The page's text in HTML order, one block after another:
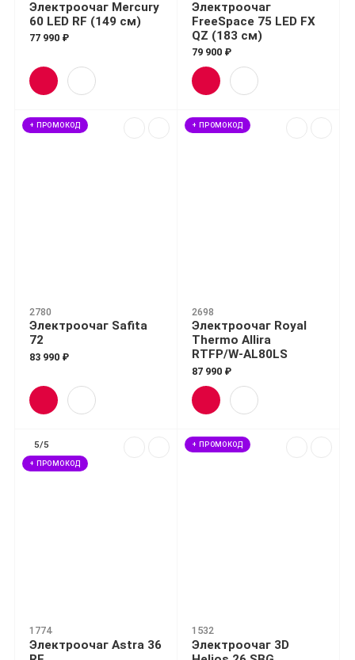
Электроочаг Mercury
60 LED RF (149 см)
77 990 ₽
Электроочаг
FreeSpace 75 LED FX
QZ (183 см)
79 900 ₽
+ ПРОМОКОД
2780
Электроочаг Safita
72
83 990 ₽
+ ПРОМОКОД
2698
Электроочаг Royal
Thermo Allira
RTFP/W-AL80LS
87 990 ₽
5/5
+ ПРОМОКОД
1774
Электроочаг Astra 36
+ ПРОМОКОД
1532
Электроочаг 3D